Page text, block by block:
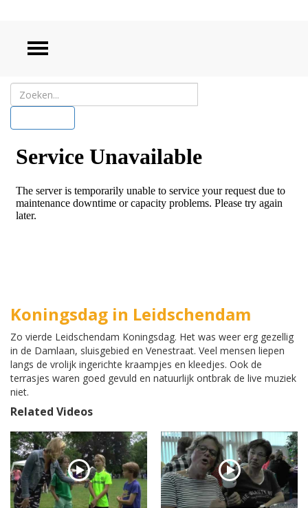
Koningsdag in Leidschendam
Zo vierde Leidschendam Koningsdag. Het was weer erg gezellig
in de Damlaan, sluisgebied en Venestraat. Veel mensen liepen
langs de vrolijk ingerichte kraampjes en kleedjes. Ook de
terrasjes waren goed gevuld en natuurlijk ontbrak de live muziek
niet.
Related Videos